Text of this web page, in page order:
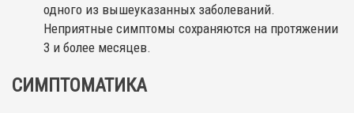
одного из вышеуказанных заболеваний.
Неприятные симптомы сохраняются на протяжении
3 и более месяцев.
СИМПТОМАТИКА